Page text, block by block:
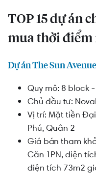
TOP 15 dự án
mua thời điểm
Dự án The Sun Avenue
Quy mô: 8 block
Chủ đầu tư:
Vị trí: Mặt tiền Đại
Phú, Quận 2
Giá bán tham
Căn 1PN, diện
diện tích 73m2